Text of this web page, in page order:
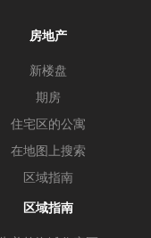
房地产
新楼盘
期房
住宅区的公寓
在地图上搜索
区域指南
区域指南